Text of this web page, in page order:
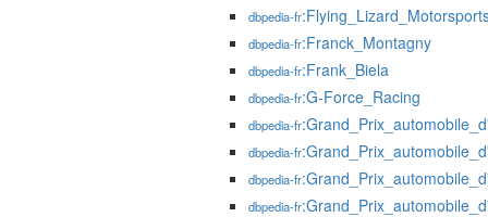
dbpedia-fr
dbpedia-fr:Franck_Montagny
dbpedia-fr:Frank_Biela
dbpedia-fr:G-Force_Racing
dbpedia-fr
dbpedia-fr
dbpedia-fr
dbpedia-fr